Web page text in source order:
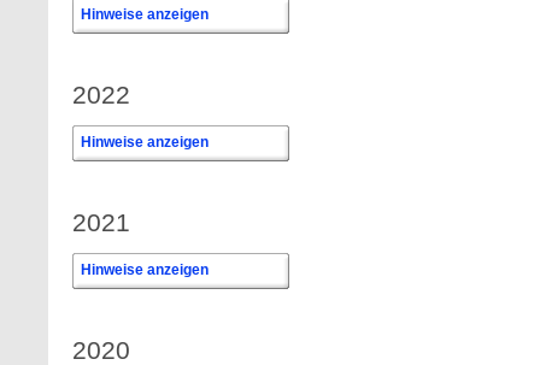
Hinweise anzeigen
2022
Hinweise anzeigen
2021
Hinweise anzeigen
2020